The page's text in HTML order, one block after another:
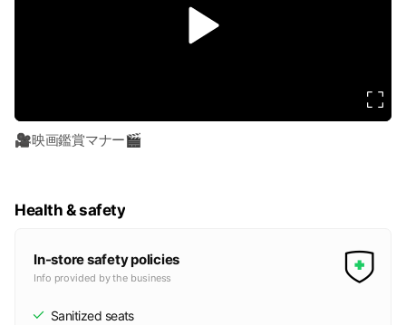
🎥映画鑑賞マナー🎬
Health & safety
In-store safety policies
Info provided by the business
Sanitized seats